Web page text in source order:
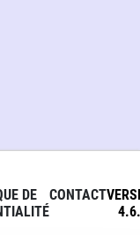
DE
CONTACT